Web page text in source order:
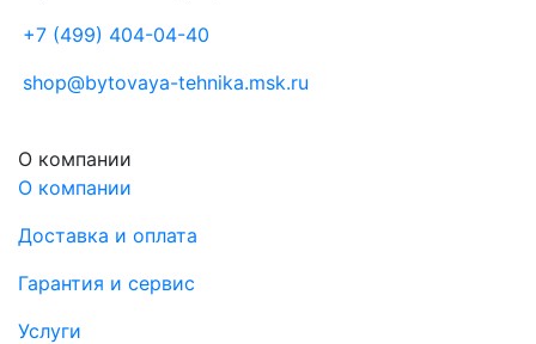
+7 (499) 404-04-40
shop@bytovaya-tehnika.msk.ru
О компании
О компании
Доставка и оплата
Гарантия и сервис
Услуги